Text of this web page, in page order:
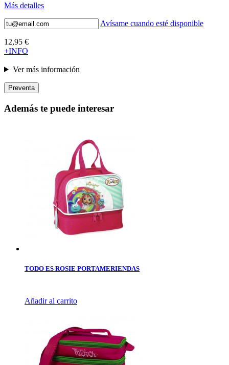
Más detalles
Avísame cuando esté disponible
12,95 €
+INFO
Ver más información
Preventa
Además te puede interesar
TODO ES ROSIE PORTAMERIENDAS
Añadir al carrito